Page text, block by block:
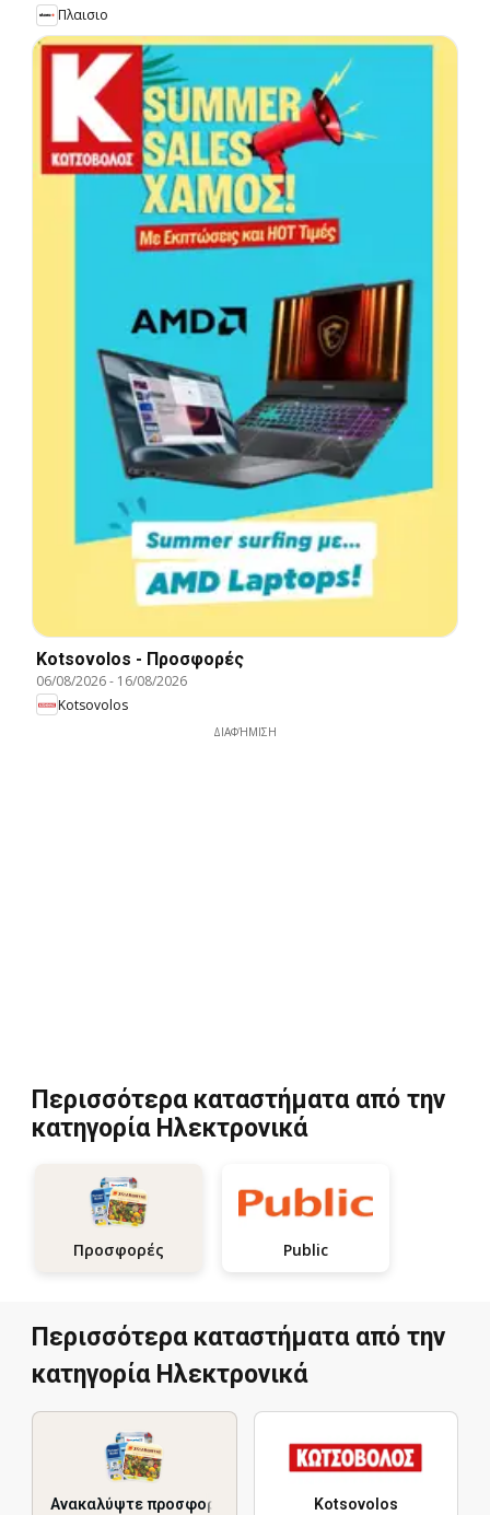
Πλαισιο
Kotsovolos - Προσφορές
06/08/2026- 16/08/2026
Kotsovolos
ΔΙΑΦΉΜΙΣΗ
Περισσότερα καταστήματα από την
κατηγορία Hλεκτρονικά
Προσφορές Public
Περισσότερα καταστήματα από την
κατηγορία Hλεκτρονικά
Ανακαλύψτε προσφορές Kotsovolos